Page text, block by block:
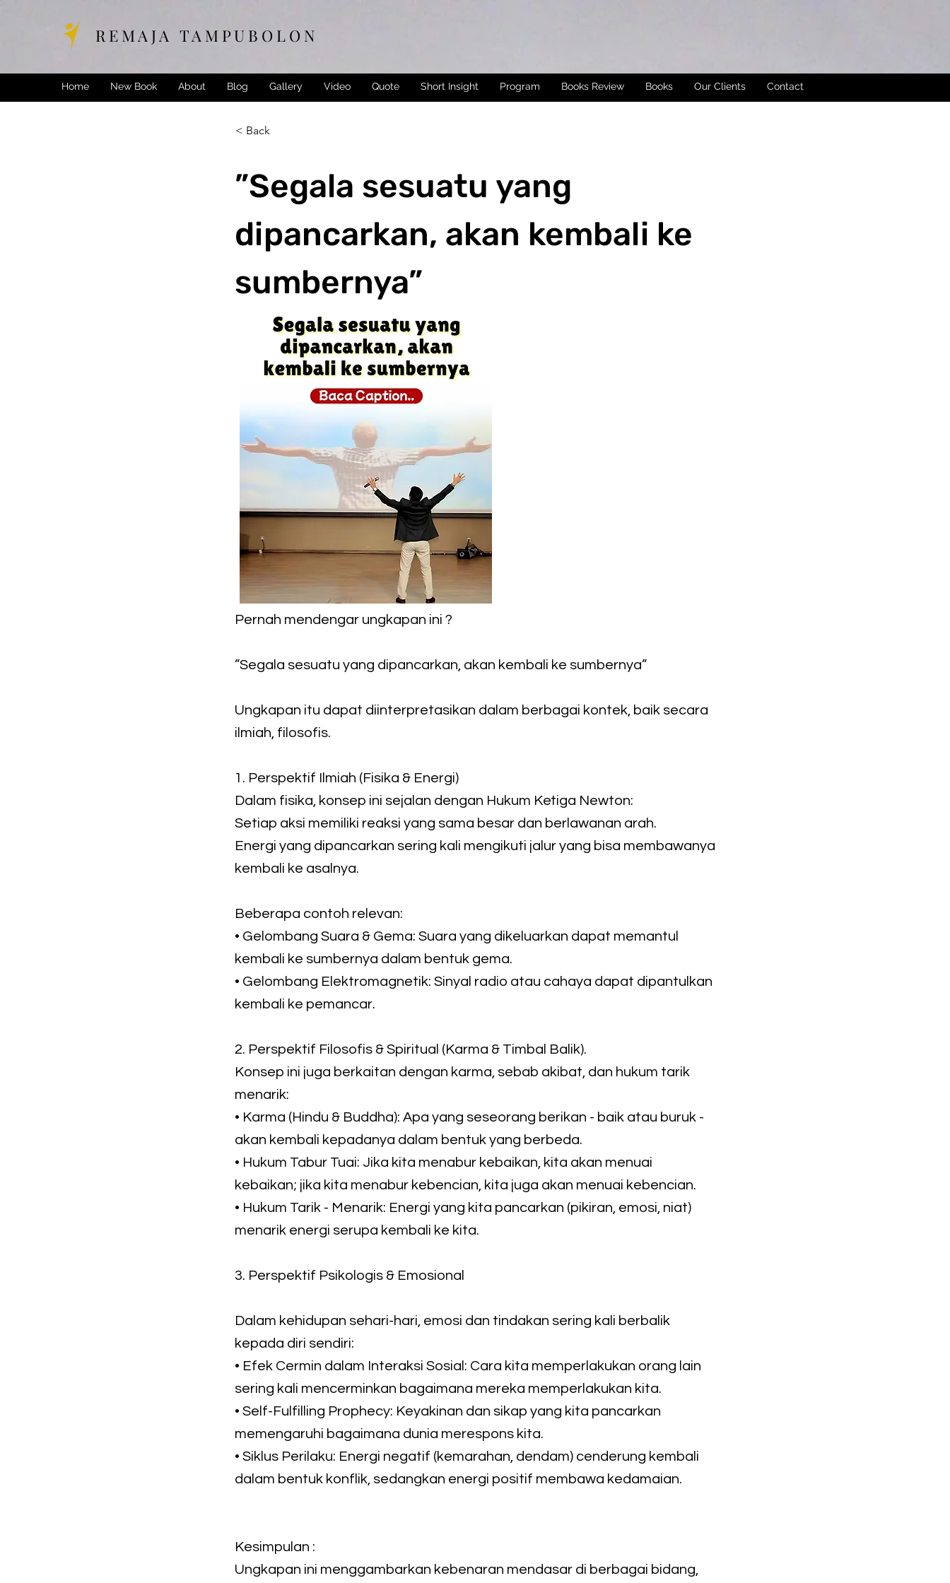
R E M A J A T A M P U B O L O N
Home New Book About Blog Gallery Video Quote Short Insight Program Books Review Books Our Clients Contact
< Back
”Segala sesuatu yang
dipancarkan, akan kembali ke
sumbernya”
Pernah mendengar ungkapan ini ?
”Segala sesuatu yang dipancarkan, akan kembali ke sumbernya”
Ungkapan itu dapat diinterpretasikan dalam berbagai kontek, baik secara
ilmiah, filosofis.
1. Perspektif Ilmiah (Fisika & Energi)
Dalam fisika, konsep ini sejalan dengan Hukum Ketiga Newton:
Setiap aksi memiliki reaksi yang sama besar dan berlawanan arah.
Energi yang dipancarkan sering kali mengikuti jalur yang bisa membawanya
kembali ke asalnya.
Beberapa contoh relevan:
• Gelombang Suara & Gema: Suara yang dikeluarkan dapat memantul
kembali ke sumbernya dalam bentuk gema.
• Gelombang Elektromagnetik: Sinyal radio atau cahaya dapat dipantulkan
kembali ke pemancar.
2. Perspektif Filosofis & Spiritual (Karma & Timbal Balik).
Konsep ini juga berkaitan dengan karma, sebab akibat, dan hukum tarik
menarik:
• Karma (Hindu & Buddha): Apa yang seseorang berikan - baik atau buruk -
akan kembali kepadanya dalam bentuk yang berbeda.
• Hukum Tabur Tuai: Jika kita menabur kebaikan, kita akan menuai
kebaikan; jika kita menabur kebencian, kita juga akan menuai kebencian.
• Hukum Tarik - Menarik: Energi yang kita pancarkan (pikiran, emosi, niat)
menarik energi serupa kembali ke kita.
3. Perspektif Psikologis & Emosional
Dalam kehidupan sehari-hari, emosi dan tindakan sering kali berbalik
kepada diri sendiri:
• Efek Cermin dalam Interaksi Sosial: Cara kita memperlakukan orang lain
sering kali mencerminkan bagaimana mereka memperlakukan kita.
• Self-Fulfilling Prophecy: Keyakinan dan sikap yang kita pancarkan
memengaruhi bagaimana dunia merespons kita.
• Siklus Perilaku: Energi negatif (kemarahan, dendam) cenderung kembali
dalam bentuk konflik, sedangkan energi positif membawa kedamaian.
Kesimpulan :
Ungkapan ini menggambarkan kebenaran mendasar di berbagai bidang,